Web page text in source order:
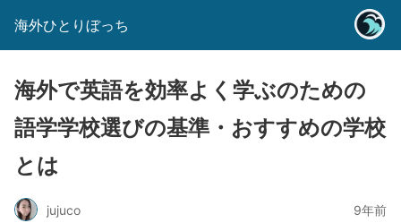
海外ひとりぼっち
海外で英語を効率よく学ぶのための
語学学校選びの基準・おすすめの学校
とは
jujuco 9年前